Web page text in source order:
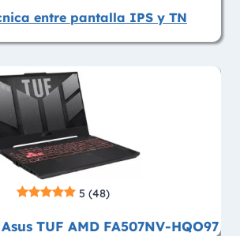
entre pantalla IPS y TN
5 (48)
TUF AMD FA507NV-HQO97